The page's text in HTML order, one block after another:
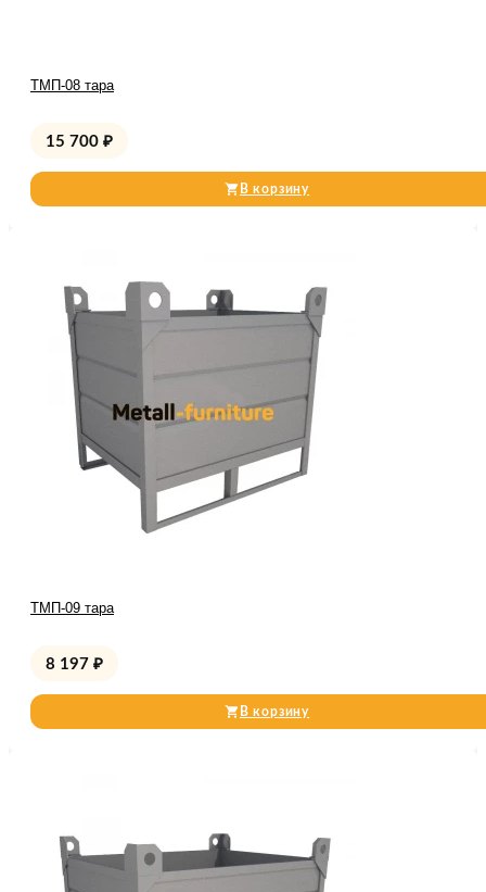
ТМП-08 тара
15 700 ₽
В корзину
ТМП-09 тара
8 197 ₽
В корзину